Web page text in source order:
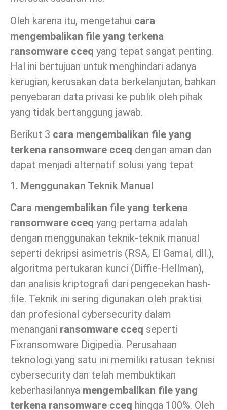
Oleh karena itu, mengetahui cara
mengembalikan file yang terkena
ransomware cceq yang tepat sangat penting.
Hal ini bertujuan untuk menghindari adanya
kerugian, kerusakan data berkelanjutan, bahkan
penyebaran data privasi ke publik oleh pihak
yang tidak bertanggung jawab.
Berikut 3 cara mengembalikan file yang
terkena ransomware cceq dengan aman dan
dapat menjadi alternatif solusi yang tepat
1. Menggunakan Teknik Manual
Cara mengembalikan file yang terkena
ransomware cceq yang pertama adalah
dengan menggunakan teknik-teknik manual
seperti dekripsi asimetris (RSA, El Gamal, dll.),
algoritma pertukaran kunci (Diffie-Hellman),
dan analisis kriptografi dari pengecekan hash-
file. Teknik ini sering digunakan oleh praktisi
dan profesional cybersecurity dalam
menangani ransomware cceq seperti
Fixransomware Digipedia. Perusahaan
teknologi yang satu ini memiliki ratusan teknisi
cybersecurity dan telah membuktikan
keberhasilannya mengembalikan file yang
terkena ransomware cceq hingga 100%. Oleh